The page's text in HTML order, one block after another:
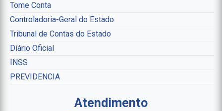
Tome Conta
Controladoria-Geral do Estado
Tribunal de Contas do Estado
Diário Oficial
INSS
PREVIDENCIA
Atendimento